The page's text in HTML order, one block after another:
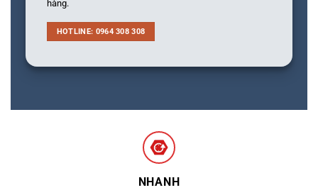
hàng.
HOTLINE: 0964 308 308
NHANH